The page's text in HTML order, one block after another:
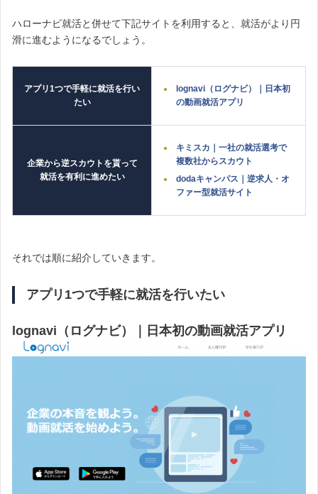
ハローナビ就活と併せて下記サイトを利用すると、就活がより円
滑に進むようになるでしょう。
アプリ1つで手軽に就活を行い
たい
lognavi（ログナビ）｜
日本初
の動画就活アプリ
企業から逆スカウトを貰って
就活を有利に進めたい
キミスカ｜一社の就活選考で
複数社からスカウト
dodaキャンパス｜逆求人・オ
ファー型就活サイト
それでは順に紹介していきます。
アプリ1つで手軽に就活を行いたい
lognavi（ログナビ）｜ 日本初の動画就活アプリ